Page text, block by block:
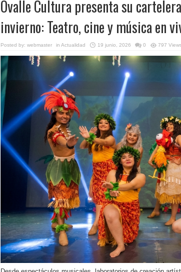
Ovalle Cultura presenta su
invierno: Teatro, cine y música en
Posted by: webmaster in Actualidad 19 junio, 2026 0 797